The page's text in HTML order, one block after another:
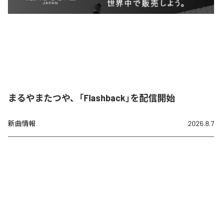
まるやまたつや、「Flashback」を配信開始
新曲情報 2026.8.7